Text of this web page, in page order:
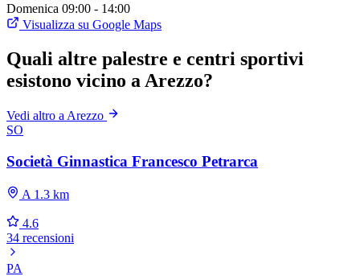
Domenica 09:00 - 14:00
Visualizza su Google Maps
Quali altre palestre e centri sportivi
esistono vicino a Arezzo?
Vedi altro a Arezzo
SO
Società Ginnastica Francesco Petrarca
A 1.3 km
4.6
34 recensioni
PA